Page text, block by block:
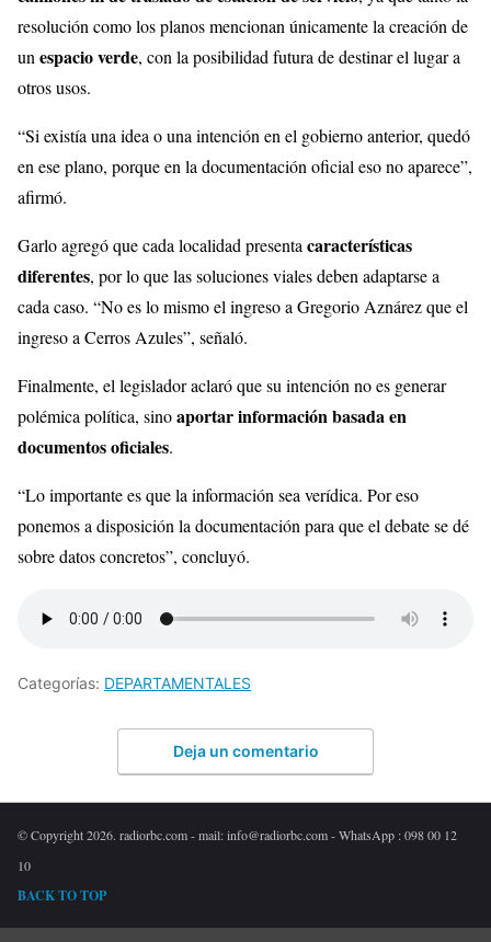
resolución como los planos mencionan únicamente la creación de
un espacio verde, con la posibilidad futura de destinar el lugar a
otros usos.
“Si existía una idea o una intención en el gobierno anterior, quedó
en ese plano, porque en la documentación oficial eso no aparece”,
afirmó.
Garlo agregó que cada localidad presenta características
diferentes, por lo que las soluciones viales deben adaptarse a
cada caso. “No es lo mismo el ingreso a Gregorio Aznárez que el
ingreso a Cerros Azules”, señaló.
Finalmente, el legislador aclaró que su intención no es generar
polémica política, sinoaportar información basada en
documentos oficiales.
“Lo importante es que la información sea verídica. Por eso
ponemos a disposición la documentación para que el debate se dé
sobre datos concretos”, concluyó.
Categorías: DEPARTAMENTALES
Deja un comentario
© Copyright 2026. radiorbc.com - mail: info@radiorbc.com - WhatsApp : 098 00 12
10
BACK TO TOP